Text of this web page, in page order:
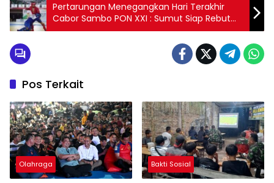
Pertarungan Menegangkan Hari Terakhir
Cabor Sambo PON XXI : Sumut Siap Rebut
Emas!
Pos Terkait
Olahraga Bakti Sosial